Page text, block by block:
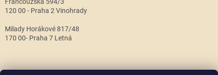
120 00 - Praha 2 Vinohrady
Milady Horákové 817/48
170 00- Praha 7 Letná